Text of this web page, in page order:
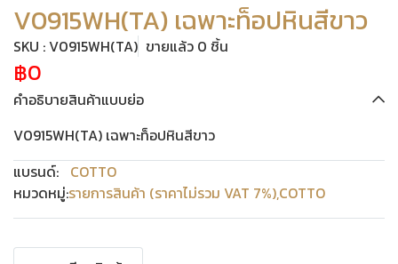
V0915WH(TA) เฉพาะท็อปหินสีขาว
SKU : V0915WH(TA) ขายแล้ว 0 ชิ้น
฿0
คำอธิบายสินค้าแบบย่อ
V0915WH(TA) เฉพาะท็อปหินสีขาว
แบรนด์: COTTO
หมวดหมู่:รายการสินค้า (ราคาไม่รวม VAT 7%),COTTO